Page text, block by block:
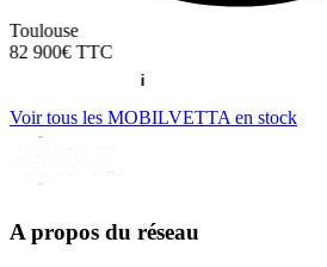
Toulouse
82 900€TTC
Voir tous les MOBILVETTA en stock
A propos du réseau